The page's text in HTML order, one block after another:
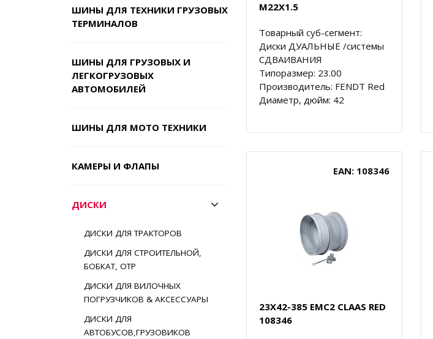
ШИНЫ ДЛЯ ТЕХНИКИ ГРУЗОВЫХ
ТЕРМИНАЛОВ
ШИНЫ ДЛЯ ГРУЗОВЫХ И
ЛЕГКОГРУЗОВЫХ
АВТОМОБИЛЕЙ
ШИНЫ ДЛЯ МОТО ТЕХНИКИ
КАМЕРЫ И ФЛАПЫ
ДИСКИ
ДИСКИ ДЛЯ ТРАКТОРОВ
ДИСКИ ДЛЯ СТРОИТЕЛЬНОЙ,
БОБКАТ, ОТР
ДИСКИ ДЛЯ ВИЛОЧНЫХ
ПОГРУЗЧИКОВ & АКСЕССУАРЫ
ДИСКИ ДЛЯ
АВТОБУСОВ,ГРУЗОВИКОВ
M22X1.5
Товарный суб-сегмент:
Диски ДУАЛЬНЫЕ /системы
СДВАИВАНИЯ
Типоразмер: 23.00
Производитель: FENDT Red
Диаметр, дюйм: 42
EAN: 108346
23X42-385 EMC2 CLAAS RED
108346